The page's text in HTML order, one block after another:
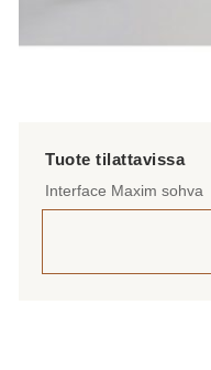
Interface Maxim sohva